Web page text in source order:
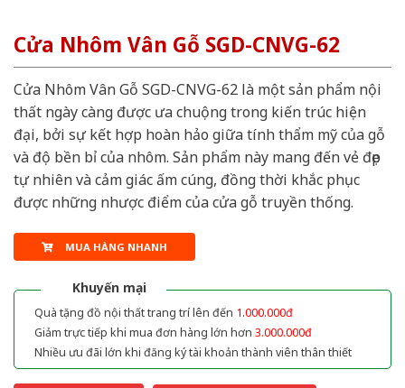
Cửa Nhôm Vân Gỗ SGD-CNVG-62
Cửa Nhôm Vân Gỗ SGD-CNVG-62 là một sản phẩm nội
thất ngày càng được ưa chuộng trong kiến trúc hiện
đại, bởi sự kết hợp hoàn hảo giữa tính thẩm mỹ của gỗ
và độ bền bỉ của nhôm. Sản phẩm này mang đến vẻ đẹp
tự nhiên và cảm giác ấm cúng, đồng thời khắc phục
được những nhược điểm của cửa gỗ truyền thống.
MUA HÀNG NHANH
Khuyến mại
Quà tặng đồ nội thất trang trí lên đến 1.000.000đ
Giảm trực tiếp khi mua đơn hàng lớn hơn 3.000.000đ
Nhiều ưu đãi lớn khi đăng ký tài khoản thành viên thân thiết